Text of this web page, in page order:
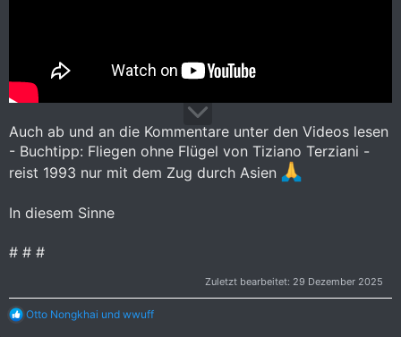
Auch ab und an die Kommentare unter den Videos lesen
- Buchtipp: Fliegen ohne Flügel von Tiziano Terziani -
reist 1993 nur mit dem Zug durch Asien
In diesem Sinne
# # #
Zuletzt bearbeitet: 29 Dezember 2025
R
Otto Nongkhai und wwuff